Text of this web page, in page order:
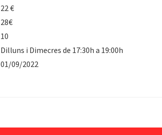
22 €
28€
10
Dilluns i Dimecres de 17:30h a 19:00h
01/09/2022